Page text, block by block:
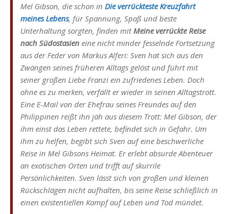
Mel Gibson, die schon in Die verrückteste Kreuzfahrt
meines Lebens, für Spannung, Spaß und beste
Unterhaltung sorgten, finden mit Meine verrückte Reise
nach Südostasien eine nicht minder fesselnde Fortsetzung
aus der Feder von Markus Alferi: Sven hat sich aus den
Zwängen seines früheren Alltags gelöst und führt mit
seiner großen Liebe Franzi ein zufriedenes Leben. Doch
ohne es zu merken, verfällt er wieder in seinen Alltagstrott.
Eine E-Mail von der Ehefrau seines Freundes auf den
Philippinen reißt ihn jäh aus diesem Trott: Mel Gibson, der
ihm einst das Leben rettete, befindet sich in Gefahr. Um
ihm zu helfen, begibt sich Sven auf eine beschwerliche
Reise in Mel Gibsons Heimat. Er erlebt absurde Abenteuer
an exotischen Orten und trifft auf skurrile
Persönlichkeiten. Sven lässt sich von großen und kleinen
Rückschlägen nicht aufhalten, bis seine Reise schließlich in
einen existentiellen Kampf auf Leben und Tod mündet.